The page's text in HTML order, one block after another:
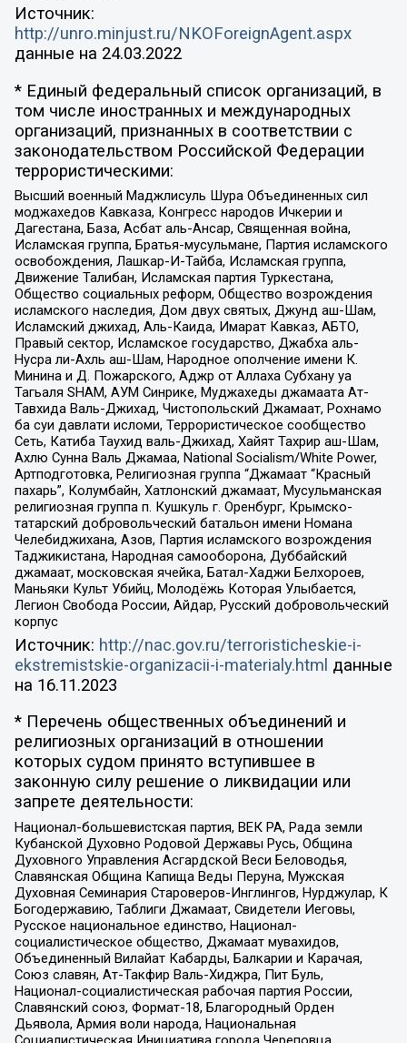
Источник:
http://unro.minjust.ru/NKOForeignAgent.aspx
данные на 24.03.2022
* Единый федеральный список организаций, в
том числе иностранных и международных
организаций, признанных в соответствии с
законодательством Российской Федерации
террористическими:
Высший военный Маджлисуль Шура Объединенных сил
моджахедов Кавказа, Конгресс народов Ичкерии и
Дагестана, База, Асбат аль-Ансар, Священная война,
Исламская группа, Братья-мусульмане, Партия исламского
освобождения, Лашкар-И-Тайба, Исламская группа,
Движение Талибан, Исламская партия Туркестана,
Общество социальных реформ, Общество возрождения
исламского наследия, Дом двух святых, Джунд аш-Шам,
Исламский джихад, Аль-Каида, Имарат Кавказ, АБТО,
Правый сектор, Исламское государство, Джабха аль-
Нусра ли-Ахль аш-Шам, Народное ополчение имени К.
Минина и Д. Пожарского, Аджр от Аллаха Субхану уа
Тагьаля SHAM, АУМ Синрике, Муджахеды джамаата Ат-
Тавхида Валь-Джихад, Чистопольский Джамаат, Рохнамо
ба суи давлати исломи, Террористическое сообщество
Сеть, Катиба Таухид валь-Джихад, Хайят Тахрир аш-Шам,
Ахлю Сунна Валь Джамаа, National Socialism/White Power,
Артподготовка, Религиозная группа “Джамаат “Красный
пахарь”, Колумбайн, Хатлонский джамаат, Мусульманская
религиозная группа п. Кушкуль г. Оренбург, Крымско-
татарский добровольческий батальон имени Номана
Челебиджихана, Азов, Партия исламского возрождения
Таджикистана, Народная самооборона, Дуббайский
джамаат, московская ячейка, Батал-Хаджи Белхороев,
Маньяки Культ Убийц, Молодёжь Которая Улыбается,
Легион Свобода России, Айдар, Русский добровольческий
корпус
Источник: http://nac.gov.ru/terroristicheskie-i-
ekstremistskie-organizacii-i-materialy.html данные
на 16.11.2023
* Перечень общественных объединений и
религиозных организаций в отношении
которых судом принято вступившее в
законную силу решение о ликвидации или
запрете деятельности:
Национал-большевистская партия, ВЕК РА, Рада земли
Кубанской Духовно Родовой Державы Русь, Община
Духовного Управления Асгардской Веси Беловодья,
Славянская Община Капища Веды Перуна, Мужская
Духовная Семинария Староверов-Инглингов, Нурджулар, К
Богодержавию, Таблиги Джамаат, Свидетели Иеговы,
Русское национальное единство, Национал-
социалистическое общество, Джамаат мувахидов,
Объединенный Вилайат Кабарды, Балкарии и Карачая,
Союз славян, Ат-Такфир Валь-Хиджра, Пит Буль,
Национал-социалистическая рабочая партия России,
Славянский союз, Формат-18, Благородный Орден
Дьявола, Армия воли народа, Национальная